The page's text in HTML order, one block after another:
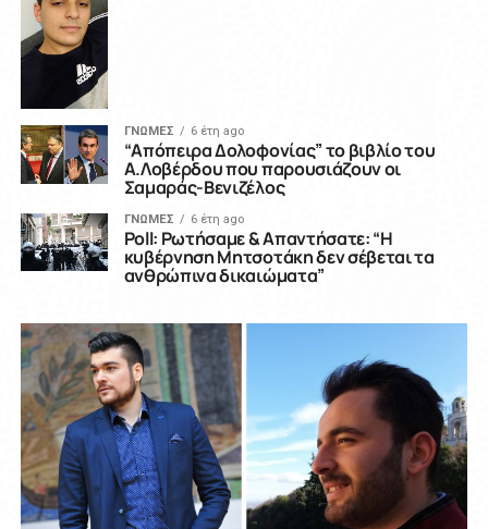
ΓΝΩΜΕΣ 6 έτη ago
“Απόπειρα Δολοφονίας” το βιβλίο του
Α.Λοβέρδου που παρουσιάζουν οι
Σαμαράς-Βενιζέλος
ΓΝΩΜΕΣ 6 έτη ago
Poll: Ρωτήσαμε & Απαντήσατε: “Η
κυβέρνηση Μητσοτάκη δεν σέβεται τα
ανθρώπινα δικαιώματα”